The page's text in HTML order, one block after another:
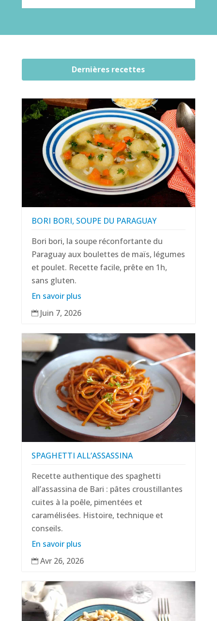
Dernières recettes
BORI BORI, SOUPE DU PARAGUAY
Bori bori, la soupe réconfortante du
Paraguay aux boulettes de maïs, légumes
et poulet. Recette facile, prête en 1h,
sans gluten.
En savoir plus
 Juin 7, 2026
SPAGHETTI ALL’ASSASSINA
Recette authentique des spaghetti
all’assassina de Bari : pâtes croustillantes
cuites à la poêle, pimentées et
caramélisées. Histoire, technique et
conseils.
En savoir plus
 Avr 26, 2026